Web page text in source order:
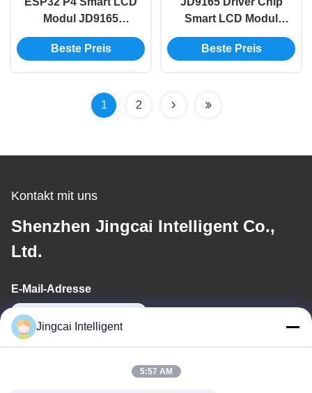
Modul JD9165
Treiberchip 1024*600
Pixel für öffentliche
Beste Preis
Smart LCD Modul
86.5*86.5*37.8 mm
Modulgröße SKU
Beste Preis
1 2
Kontakt mit uns
Shenzhen Jingcai Intelligent Co.,
Ltd.
E-Mail-Adresse
Jingcai Intelligent
5:57 AM